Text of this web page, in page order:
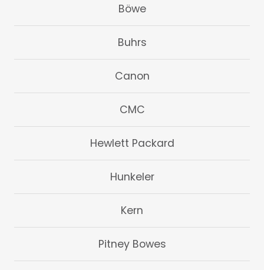
Böwe
Buhrs
Canon
CMC
Hewlett Packard
Hunkeler
Kern
Pitney Bowes